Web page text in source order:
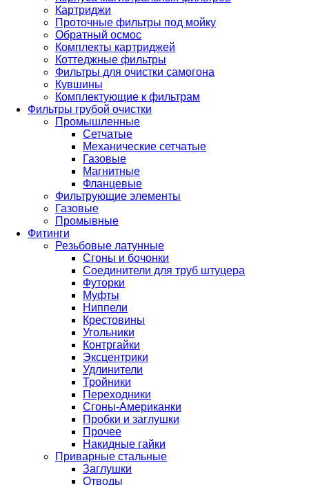
Картриджи
Проточные фильтры под мойку
Обратный осмос
Комплекты картриджей
Коттеджные фильтры
Фильтры для очистки самогона
Кувшины
Комплектующие к фильтрам
Фильтры грубой очистки
Промышленные
Сетчатые
Механические сетчатые
Газовые
Магнитные
Фланцевые
Фильтрующие элементы
Газовые
Промывные
Фитинги
Резьбовые латунные
Сгоны и бочонки
Соединители для труб штуцера
Футорки
Муфты
Ниппели
Крестовины
Угольники
Контргайки
Эксцентрики
Удлинители
Тройники
Переходники
Сгоны-Американки
Пробки и заглушки
Прочее
Накидные гайки
Приварные стальные
Заглушки
Отводы